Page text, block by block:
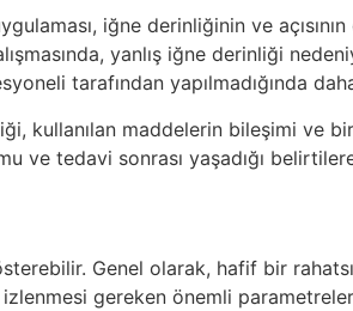
iğne derinliğinin ve açısının
yanlış iğne derinliği
tarafından yapılmadığında
kullanılan maddelerin bileşimi ve
ve tedavi sonrası yaşadığı belirtilere
Genel olarak, hafif bir
gereken önemli